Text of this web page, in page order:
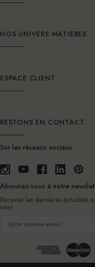
NOS UNIVERS MATIÈRES
ESPACE CLIENT
RESTONS EN CONTACT
Sur les réseaux sociaux
Abonnez-vous à notre
Recevez les dernières actualités
venir
Adresse